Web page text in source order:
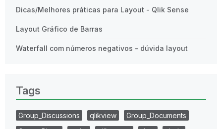
Dicas/Melhores práticas para Layout - Qlik Sense
Layout Gráfico de Barras
Waterfall com números negativos - dúvida layout
Tags
Group_Discussions qlikview
Group_Documents